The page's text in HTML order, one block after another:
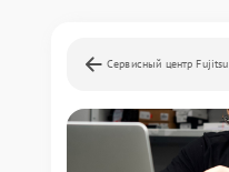
Сервисный центр Fujitsu